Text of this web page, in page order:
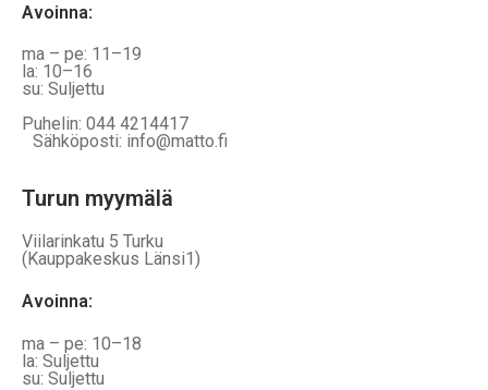
Avoinna:
ma – pe: 11–19
la: 10–16
su: Suljettu
Puhelin: 044 4214417
Sähköposti: info@matto.fi
Turun myymälä
Viilarinkatu 5 Turku
(Kauppakeskus Länsi1)
Avoinna:
ma – pe: 10–18
la: Suljettu
su: Suljettu